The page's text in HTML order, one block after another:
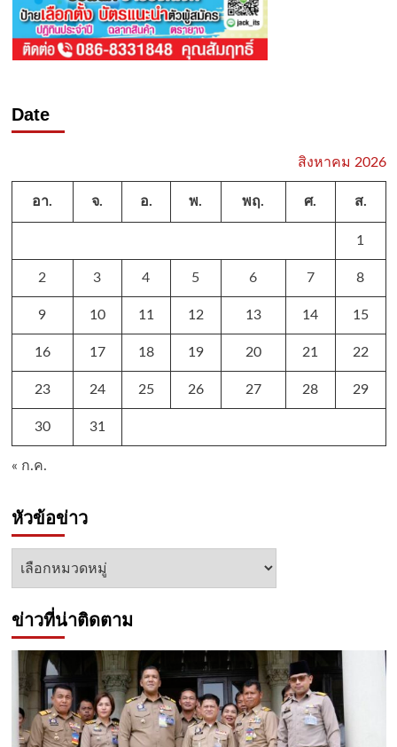
Date
สิงหาคม 2026
อา. จ. อ. พ. พฤ. ศ. ส.
1
2 3 4 5 6 7 8
9 10 11 12 13 14 15
16 17 18 19 20 21 22
23 24 25 26 27 28 29
30 31
« ก.ค.
หัวข้อข่าว
หัวข้อ
ข่าวที่น่าติดตาม